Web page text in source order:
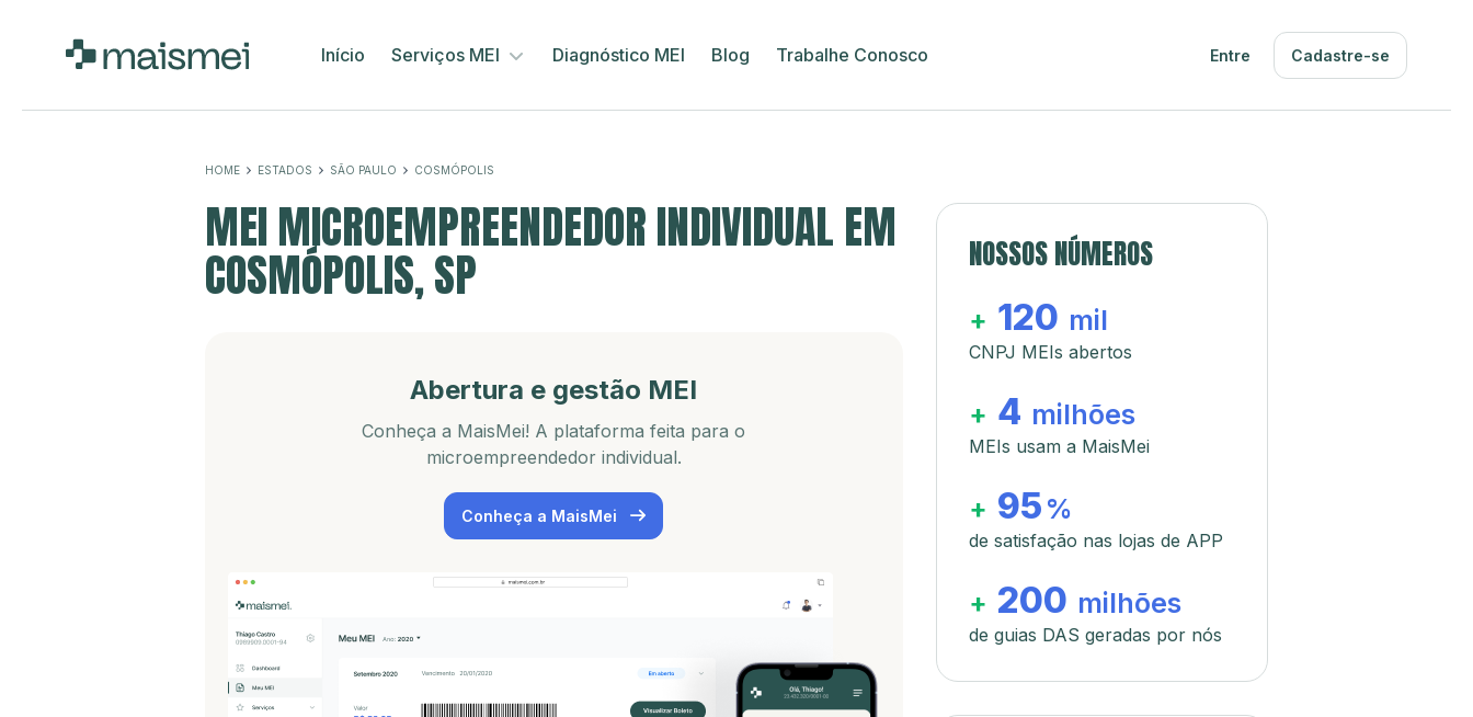
Início Serviços MEI Diagnóstico MEI Blog Trabalhe Conosco Entre Cadastre-se
HOME ESTADOS SÃO PAULO COSMÓPOLIS
MEI MICROEMPREENDEDOR INDIVIDUAL EM
COSMÓPOLIS, SP
Abertura e gestão MEI
Conheça a MaisMei! A plataforma feita para o
microempreendedor individual.
Conheça a MaisMei
NOSSOS NÚMEROS
+ 120 mil
CNPJ MEIs abertos
+ 4 milhões
MEIs usam a MaisMei
+ 95 %
de satisfação nas lojas de APP
+ 200 milhões
de guias DAS geradas por nós